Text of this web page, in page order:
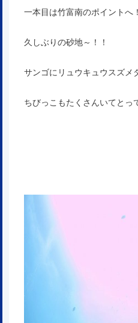
一本目は竹富南のポイントへ！
久しぶりの砂地～！！
サンゴにリュウキュウスズメ
ちびっこもたくさんいてとっ